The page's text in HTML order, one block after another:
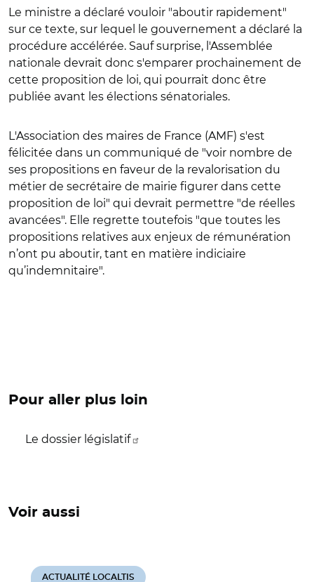
Le ministre a déclaré vouloir "aboutir rapidement"
sur ce texte, sur lequel le gouvernement a déclaré la
procédure accélérée. Sauf surprise, l'Assemblée
nationale devrait donc s'emparer prochainement de
cette proposition de loi, qui pourrait donc être
publiée avant les élections sénatoriales.
L'Association des maires de France (AMF) s'est
félicitée dans un communiqué de "voir nombre de
ses propositions en faveur de la revalorisation du
métier de secrétaire de mairie figurer dans cette
proposition de loi" qui devrait permettre "de réelles
avancées". Elle regrette toutefois "que toutes les
propositions relatives aux enjeux de rémunération
n’ont pu aboutir, tant en matière indiciaire
qu’indemnitaire".
Pour aller plus loin
Le dossier législatif
Voir aussi
ACTUALITÉ LOCALTIS